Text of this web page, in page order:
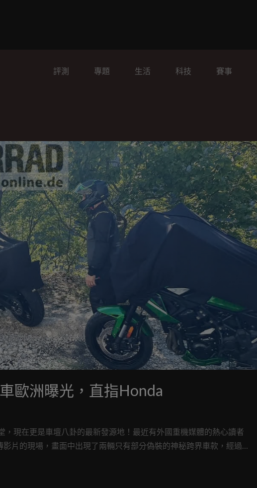
評測 專題 生活 科技 賽事
歐洲曝光，直指Honda
現在更是車壇八卦的最新發源地！最近有外國重機媒體的熱心讀者
片的現場，畫面中出現了兩輛只有部分偽裝的神秘跨界車款，經過仔